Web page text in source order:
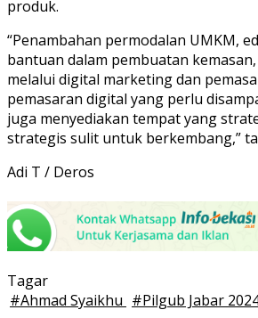
produk.
“Penambahan permodalan UMKM,
bantuan dalam pembuatan
melalui digital marketing dan
pemasaran digital yang perlu
juga menyediakan tempat yang
strategis sulit untuk berkembang,”
Adi T / Deros
Tagar
#Ahmad Syaikhu #Pilgub Jabar